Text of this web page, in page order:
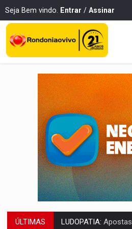
Seja Bem vindo. Entrar / Assinar
ÚLTIMAS REFLORESTAMENTO: